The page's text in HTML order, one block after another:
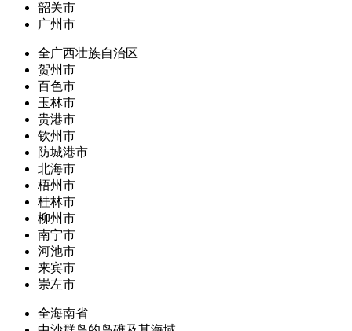
韶关市
广州市
全广西壮族自治区
贺州市
百色市
玉林市
贵港市
钦州市
防城港市
北海市
梧州市
桂林市
柳州市
南宁市
河池市
来宾市
崇左市
全海南省